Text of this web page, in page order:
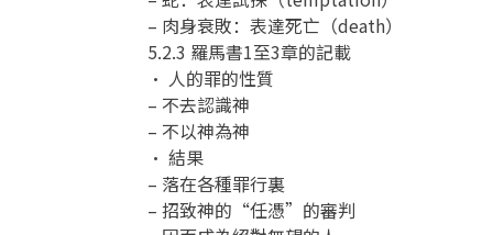
– 肉身衰敗：表達死亡（death）
5.2.3 羅馬書1至3章的記載
• 人的罪的性質
– 不去認識神
– 不以神為神
• 結果
– 落在各種罪行裏
– 招致神的“任憑”的審判